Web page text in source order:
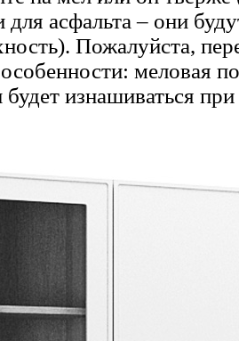
асфальта – они
Пожалуйста,
меловая
изнашиваться